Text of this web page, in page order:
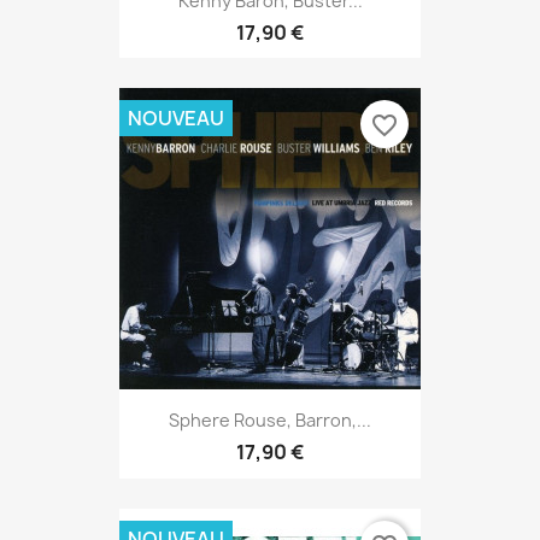
17,90 €
Sphere Rouse, Barron,...
17,90 €
NOUVEAU favorite_border